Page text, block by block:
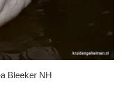
Bleeker NH